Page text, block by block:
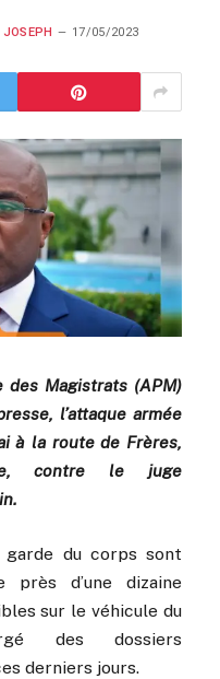
JOSEPH 17/05/2023
des Magistrats (APM)
l’attaque armée
à la route de Frères,
contre le juge
du corps sont
près d’une dizaine
sur le véhicule du
des dossiers
derniers jours.